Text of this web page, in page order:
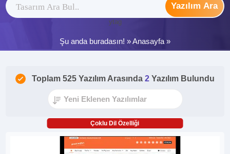
Yazılım Ara
ytag
Şu anda buradasın! »Anasayfa »
Toplam 525 Yazılım Arasında 2 Yazılım Bulundu
Çoklu Dil Özelliği